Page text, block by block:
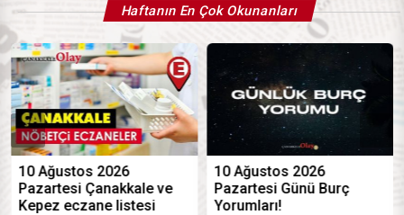
Haftanın En Çok Okunanları
10 Ağustos 2026
Pazartesi Çanakkale ve
Kepez eczane listesi
10 Ağustos 2026
Pazartesi Günü Burç
Yorumları!